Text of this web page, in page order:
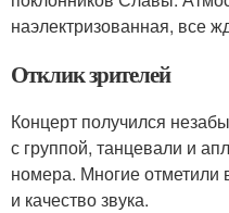
наэлектризованная, все
Отклик зрителей
Концерт получился
с группой, танцевали и
номера. Многие отметили
и качество звука.